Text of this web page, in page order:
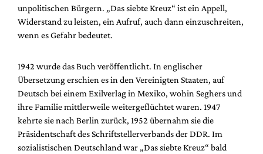
unpolitischen Bürgern. „Das siebte Kreuz“ ist ein Appell,
Widerstand zu leisten, ein Aufruf, auch dann einzuschreiten,
wenn es Gefahr bedeutet.
1942 wurde das Buch veröffentlicht. In englischer
Übersetzung erschien es in den Vereinigten Staaten, auf
Deutsch bei einem Exilverlag in Mexiko, wohin Seghers und
ihre Familie mittlerweile weitergeflüchtet waren. 1947
kehrte sie nach Berlin zurück, 1952 übernahm sie die
Präsidentschaft des Schriftstellerverbands der DDR. Im
sozialistischen Deutschland war „Das siebte Kreuz“ bald